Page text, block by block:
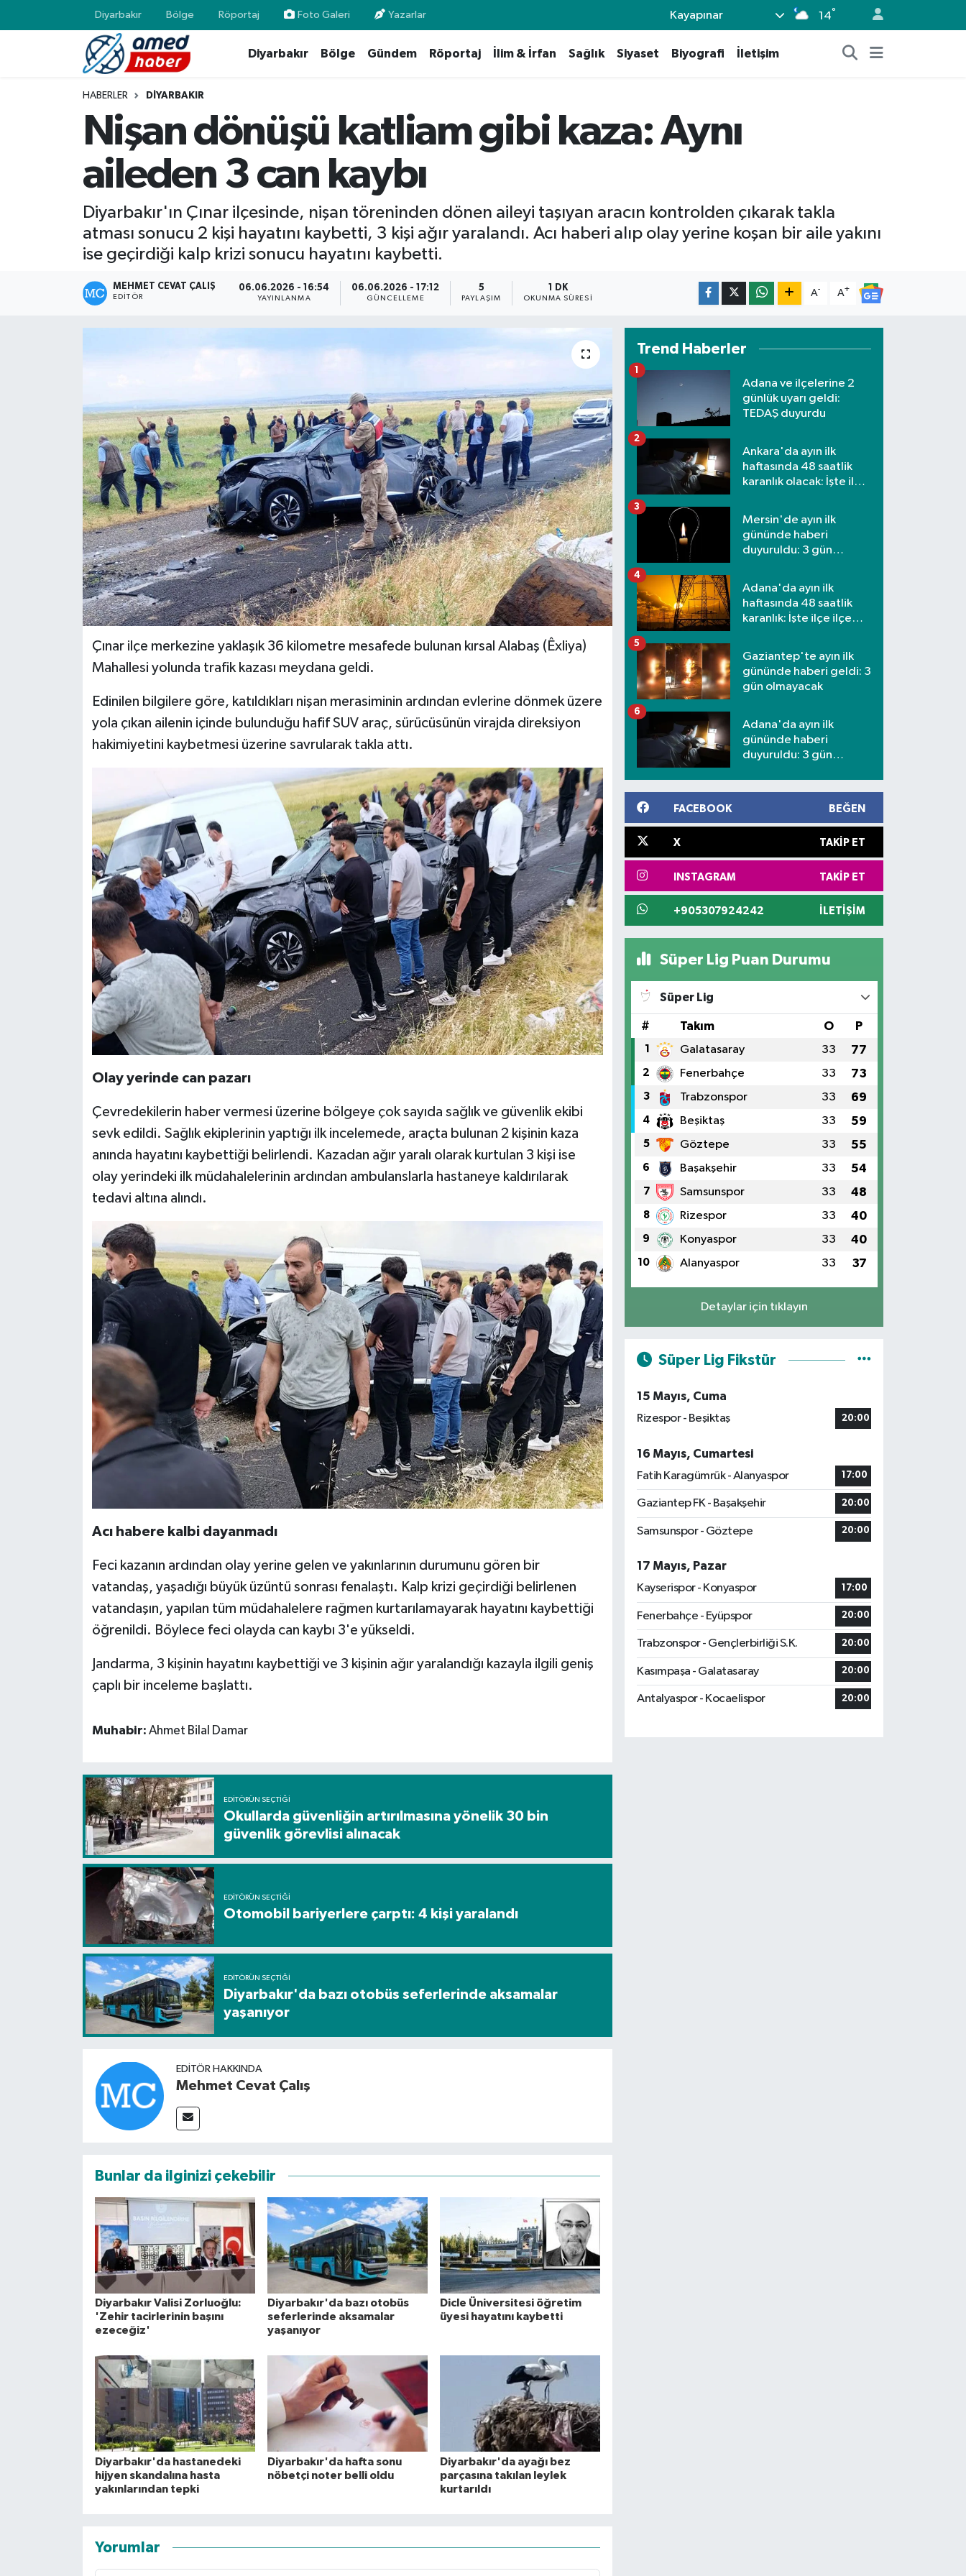
Diyarbakır Bölge Röportaj Foto Galeri Yazarlar Kayapınar 14°
Diyarbakır Bölge Gündem Röportaj İlim & İrfan Sağlık Siyaset Biyografi İletişim
HABERLER DIYARBAKIR
Nişan dönüşü katliam gibi kaza: Aynı
aileden 3 can kaybı
Diyarbakır'ın Çınar ilçesinde, nişan töreninden dönen aileyi taşıyan aracın kontrolden çıkarak takla
atması sonucu 2 kişi hayatını kaybetti, 3 kişi ağır yaralandı. Acı haberi alıp olay yerine koşan bir aile yakını
ise geçirdiği kalp krizi sonucu hayatını kaybetti.
MEHMET CEVAT ÇALIŞ
EDITÖR
06.06.2026 - 16:54
YAYINLANMA
06.06.2026 - 17:12
GÜNCELLEME
5
PAYLAŞIM
1 DK
OKUNMA SÜRESI
A- A+
Çınar ilçe merkezine yaklaşık 36 kilometre mesafede bulunan kırsal Alabaş (Êxliya)
Mahallesi yolunda trafik kazası meydana geldi.
Edinilen bilgilere göre, katıldıkları nişan merasiminin ardından evlerine dönmek üzere
yola çıkan ailenin içinde bulunduğu hafif SUV araç, sürücüsünün virajda direksiyon
hakimiyetini kaybetmesi üzerine savrularak takla attı.
Olay yerinde can pazarı
Çevredekilerin haber vermesi üzerine bölgeye çok sayıda sağlık ve güvenlik ekibi
sevk edildi. Sağlık ekiplerinin yaptığı ilk incelemede, araçta bulunan 2 kişinin kaza
anında hayatını kaybettiği belirlendi. Kazadan ağır yaralı olarak kurtulan 3 kişi ise
olay yerindeki ilk müdahalelerinin ardından ambulanslarla hastaneye kaldırılarak
tedavi altına alındı.
Acı habere kalbi dayanmadı
Feci kazanın ardından olay yerine gelen ve yakınlarının durumunu gören bir
vatandaş, yaşadığı büyük üzüntü sonrası fenalaştı. Kalp krizi geçirdiği belirlenen
vatandaşın, yapılan tüm müdahalelere rağmen kurtarılamayarak hayatını kaybettiği
öğrenildi. Böylece feci olayda can kaybı 3'e yükseldi.
Jandarma, 3 kişinin hayatını kaybettiği ve 3 kişinin ağır yaralandığı kazayla ilgili geniş
çaplı bir inceleme başlattı.
Muhabir: Ahmet Bilal Damar
EDITÖRÜN SEÇTIĞI
Okullarda güvenliğin artırılmasına yönelik 30 bin
güvenlik görevlisi alınacak
EDITÖRÜN SEÇTIĞI
Otomobil bariyerlere çarptı: 4 kişi yaralandı
EDITÖRÜN SEÇTIĞI
Diyarbakır'da bazı otobüs seferlerinde aksamalar
yaşanıyor
EDITÖR HAKKINDA
Mehmet Cevat Çalış
Bunlar da ilginizi çekebilir
Diyarbakır Valisi Zorluoğlu:
'Zehir tacirlerinin başını
ezeceğiz'
Diyarbakır'da bazı otobüs
seferlerinde aksamalar
yaşanıyor
Dicle Üniversitesi öğretim
üyesi hayatını kaybetti
Diyarbakır'da hastanedeki
hijyen skandalına hasta
yakınlarından tepki
Diyarbakır'da hafta sonu
nöbetçi noter belli oldu
Diyarbakır'da ayağı bez
parçasına takılan leylek
kurtarıldı
Yorumlar
Trend Haberler
Adana ve ilçelerine 2
günlük uyarı geldi:
TEDAŞ duyurdu
1
Ankara'da ayın ilk
haftasında 48 saatlik
karanlık olacak: İşte ilçe
2
Mersin'de ayın ilk
gününde haberi
duyuruldu: 3 gün
3
Adana'da ayın ilk
haftasında 48 saatlik
karanlık: İşte ilçe ilçe
4
Gaziantep'te ayın ilk
gününde haberi geldi: 3
gün olmayacak
5
Adana'da ayın ilk
gününde haberi
duyuruldu: 3 gün
6
FACEBOOK BEĞEN
X TAKIP ET
INSTAGRAM TAKIP ET
+905307924242 İLETIŞIM
Süper Lig Puan Durumu
Süper Lig
# Takım O P
1 Galatasaray 33 77
2 Fenerbahçe 33 73
3 Trabzonspor 33 69
4 Beşiktaş 33 59
5 Göztepe 33 55
6 Başakşehir 33 54
7 Samsunspor 33 48
8 Rizespor 33 40
9 Konyaspor 33 40
10 Alanyaspor 33 37
Detaylar için tıklayın
Süper Lig Fikstür
15 Mayıs, Cuma
Rizespor - Beşiktaş
20:00
16 Mayıs, Cumartesi
Fatih Karagümrük - Alanyaspor
17:00
Gaziantep FK - Başakşehir 20:00
Samsunspor - Göztepe 20:00
17 Mayıs, Pazar
Kayserispor - Konyaspor
17:00
Fenerbahçe - Eyüpspor 20:00
Trabzonspor - Gençlerbirliği S.K. 20:00
Kasımpaşa - Galatasaray 20:00
Antalyaspor - Kocaelispor 20:00
Diyarbakır
Röportaj
Foto Galeri
Diyarbakır
Bilim & Teknoloji
Gündem
İlim & İrfan
Kültür & Sanat
Sağlık & Yaşam
Diyarbakır Nöbetçi Eczaneler
Diyarbakır Hava Durumu
Diyarbakır Namaz Vakitleri
Diyarbakır Trafik Yoğunluk Haritası
Tüm Manşetler